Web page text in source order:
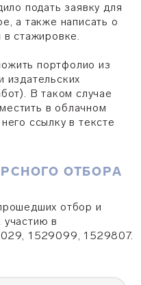
подать заявку для
а также написать о
в стажировке.
портфолио из
издательских
В таком случае
в облачном
ссылку в тексте
ОТБОРА
отбор и
участию в
1529099, 1529807.